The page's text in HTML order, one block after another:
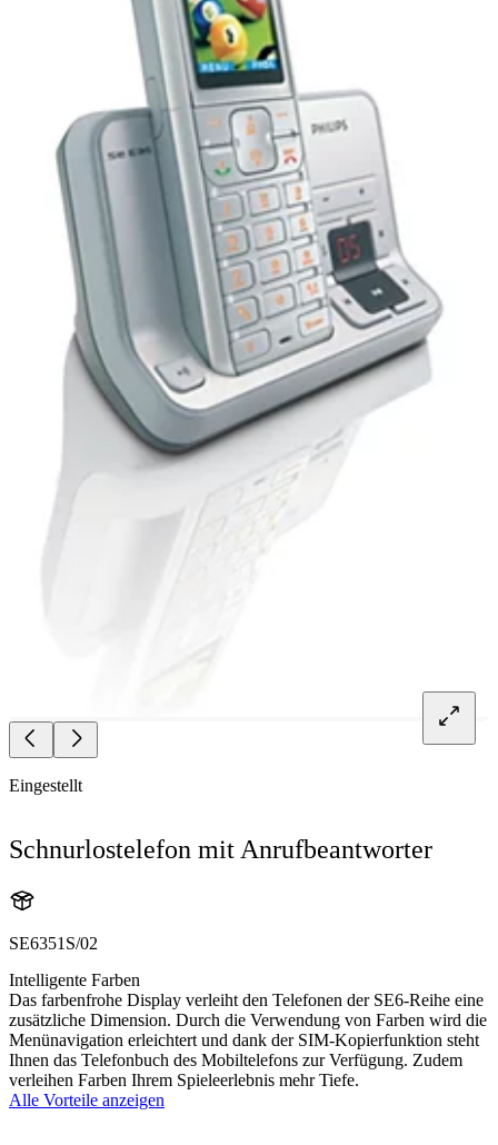
Eingestellt
Schnurlostelefon mit Anrufbeantworter
SE6351S/02
Intelligente Farben
Das farbenfrohe Display verleiht den Telefonen der SE6-Reihe eine
zusätzliche Dimension. Durch die Verwendung von Farben wird die
Menünavigation erleichtert und dank der SIM-Kopierfunktion steht
Ihnen das Telefonbuch des Mobiltelefons zur Verfügung. Zudem
verleihen Farben Ihrem Spieleerlebnis mehr Tiefe.
Alle Vorteile anzeigen